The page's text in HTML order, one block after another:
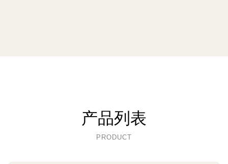
产品列表
PRODUCT